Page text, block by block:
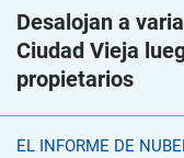
Desalojan a
Ciudad Vieja
propietarios
EL INFORME DE